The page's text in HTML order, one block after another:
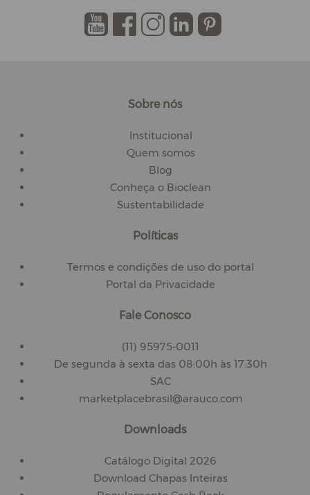
. . . . .
Sobre nós
Institucional
Quem somos
Blog
Conheça o Bioclean
Sustentabilidade
Políticas
Termos e condições de uso do portal
Portal da Privacidade
Fale Conosco
(11) 95975-0011
De segunda à sexta das 08:00h às 17:30h
SAC
marketplacebrasil@arauco.com
Downloads
Catálogo Digital 2026
Download Chapas Inteiras